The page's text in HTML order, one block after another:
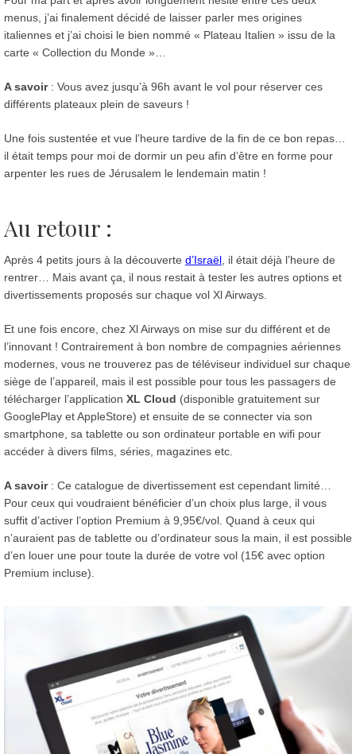
menus, j’ai finalement décidé de laisser parler mes origines
italiennes et j’ai choisi le bien nommé « Plateau Italien » issu de la
carte « Collection du Monde »…
A savoir: Vous avez jusqu’à 96h avant le vol pour réserver ces
différents plateaux plein de saveurs !
Une fois sustentée et vue l’heure tardive de la fin de ce bon repas…
il était temps pour moi de dormir un peu afin d’être en forme pour
arpenter les rues de Jérusalem le lendemain matin !
Au retour :
Après 4 petits jours à la découverte d’Israël , il était déjà l’heure de
rentrer… Mais avant ça, il nous restait à tester les autres options et
divertissements proposés sur chaque vol Xl Airways.
Et une fois encore, chez Xl Airways on mise sur du différent et de
l’innovant ! Contrairement à bon nombre de compagnies aériennes
modernes, vous ne trouverez pas de téléviseur individuel sur chaque
siège de l’appareil, mais il est possible pour tous les passagers de
télécharger l’application XL Cloud (disponible gratuitement sur
GooglePlay et AppleStore) et ensuite de se connecter via son
smartphone, sa tablette ou son ordinateur portable en wifi pour
accéder à divers films, séries, magazines etc.
A savoir: Ce catalogue de divertissement est cependant limité…
Pour ceux qui voudraient bénéficier d’un choix plus large, il vous
suffit d’activer l’option Premium à 9,95€/vol. Quand à ceux qui
n’auraient pas de tablette ou d’ordinateur sous la main, il est possible
d’en louer une pour toute la durée de votre vol (15€ avec option
Premium incluse).